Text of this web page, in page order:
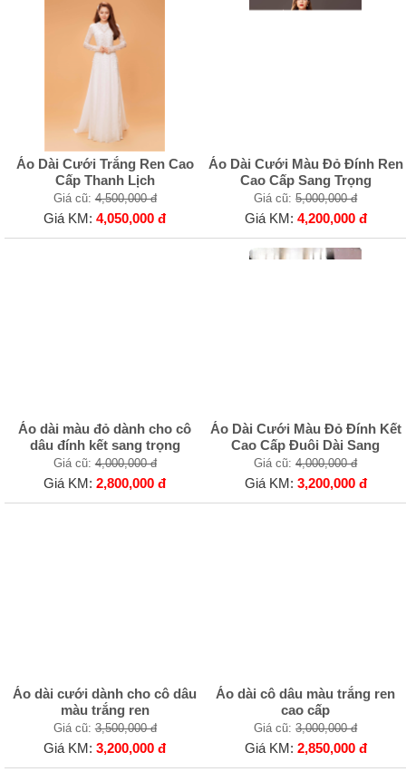
Áo Dài Cưới Trắng Ren Cao
Cấp Thanh Lịch
Giá cũ:4,500,000 đ
Giá KM:4,050,000 đ
Áo Dài Cưới Màu Đỏ Đính Ren
Cao Cấp Sang Trọng
Giá cũ:5,000,000 đ
Giá KM: 4,200,000 đ
Áo dài màu đỏ dành cho cô
dâu đính kết sang trọng
Giá cũ:4,000,000 đ
Giá KM:2,800,000 đ
Áo Dài Cưới Màu Đỏ Đính Kết
Cao Cấp Đuôi Dài Sang
Giá cũ:4,000,000 đ
Giá KM: 3,200,000 đ
Áo dài cưới dành cho cô dâu
màu trắng ren
Giá cũ:3,500,000 đ
Giá KM:3,200,000 đ
Áo dài cô dâu màu trắng ren
cao cấp
Giá cũ:3,000,000 đ
Giá KM: 2,850,000 đ